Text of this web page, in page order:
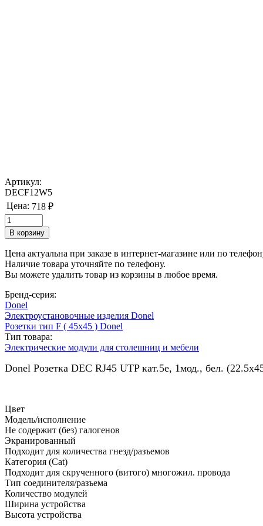
Артикул:
DECF12W5
Цена: 718 ₽
Цена актуальна при заказе в интернет-магазине или по
Наличие товара уточняйте по телефону.
Вы можете удалить товар из корзины в любое время.
Бренд-серия:
Donel
Электроустановочные изделия Donel
Розетки тип F ( 45х45 ) Donel
Тип товара:
Электрические модули для столешниц и мебели
Donel Розетка DEC RJ45 UTP кат.5e, 1мод., бел.
Цвет
Модель/исполнение
Не содержит (без) галогенов
Экранированный
Подходит для количества гнезд/разъемов
Категория (Cat)
Подходит для скрученного (витого) многожил. провода
Тип соединителя/разъема
Количество модулей
Ширина устройства
Высота устройства